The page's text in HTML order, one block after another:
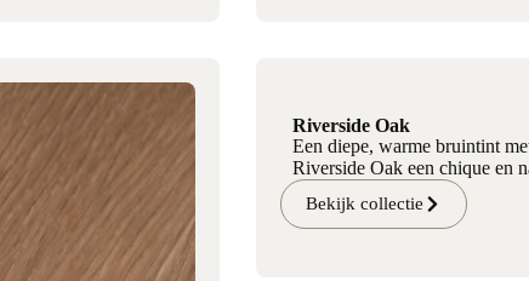
Riverside Oak
Een diepe, warme bruintint
Riverside Oak een chique en
Bekijk collectie